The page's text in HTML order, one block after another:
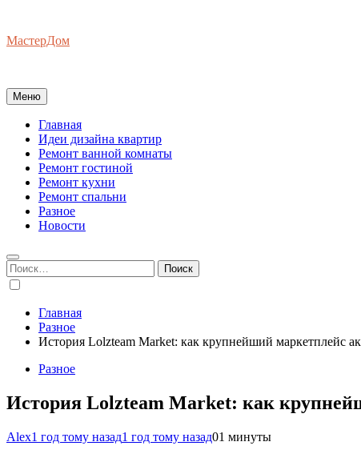
содержимому
МастерДом
Меню
Главная
Идеи дизайна квартир
Ремонт ванной комнаты
Ремонт гостиной
Ремонт кухни
Ремонт спальни
Разное
Новости
Найти:
Главная
Разное
История Lolzteam Market: как крупнейший маркетплейс
Разное
История Lolzteam Market: как
Alex1 год тому назад1 год тому назад01 минуты